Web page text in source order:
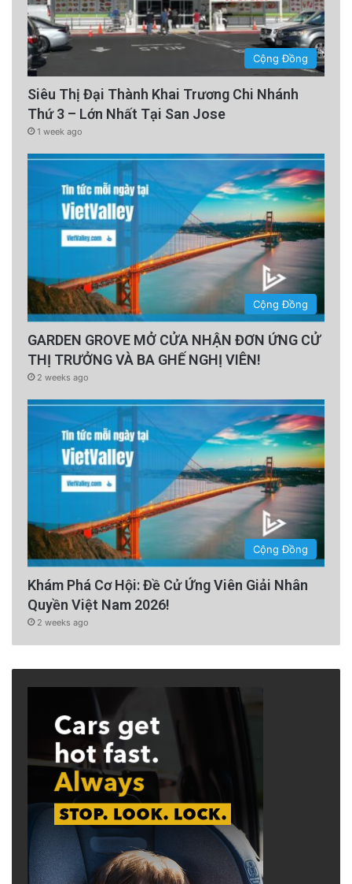
Cộng Đồng
Siêu Thị Đại Thành Khai Trương Chi Nhánh
Thứ 3 – Lớn Nhất Tại San Jose
1 week ago
Cộng Đồng
GARDEN GROVE MỞ CỬA NHẬN ĐƠN ỨNG CỬ
THỊ TRƯỞNG VÀ BA GHẾ NGHỊ VIÊN!
2 weeks ago
Cộng Đồng
Khám Phá Cơ Hội: Đề Cử Ứng Viên Giải Nhân
Quyền Việt Nam 2026!
2 weeks ago